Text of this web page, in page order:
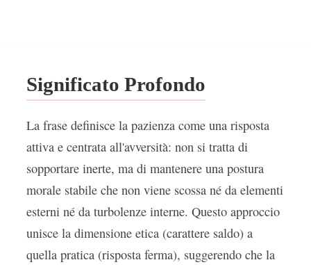
Significato Profondo
La frase definisce la pazienza come una risposta
attiva e centrata all'avversità: non si tratta di
sopportare inerte, ma di mantenere una postura
morale stabile che non viene scossa né da elementi
esterni né da turbolenze interne. Questo approccio
unisce la dimensione etica (carattere saldo) a
quella pratica (risposta ferma), suggerendo che la